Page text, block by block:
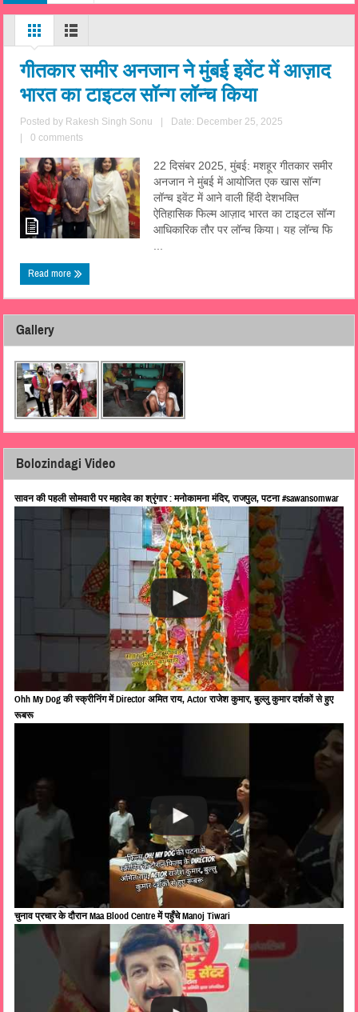
गीतकार समीर अनजान ने मुंबई इवेंट में आज़ाद
भारत का टाइटल सॉन्ग लॉन्च किया
Posted by Rakesh Singh Sonu
Date: December 25, 2025
0 comments
22 दिसंबर 2025, मुंबई: मशहूर गीतकार समीर
अनजान ने मुंबई में आयोजित एक खास सॉन्ग
लॉन्च इवेंट में आने वाली हिंदी देशभक्ति
ऐतिहासिक फिल्म आज़ाद भारत का टाइटल सॉन्ग
आधिकारिक तौर पर लॉन्च किया। यह लॉन्च फि
Read more
Gallery
Bolozindagi Video
सावन की पहली सोमवारी पर महादेव का श्रृंगार : मनोकामना मंदिर, राजपुल, पटना #sawansomwar
Ohh My Dog की स्क्रीनिंग में Director अमित राय, Actor राजेश कुमार, बुल्लु कुमार दर्शकों से हुए
रूबरू
चुनाव प्रचार के दौरान Maa Blood Centre में पहुँचे Manoj Tiwari